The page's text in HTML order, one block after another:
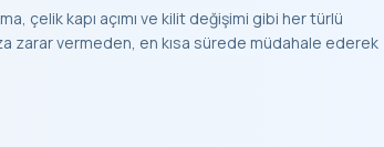
çelik kapı açımı ve kilit değişimi gibi her türlü
zarar vermeden, en kısa sürede müdahale ederek